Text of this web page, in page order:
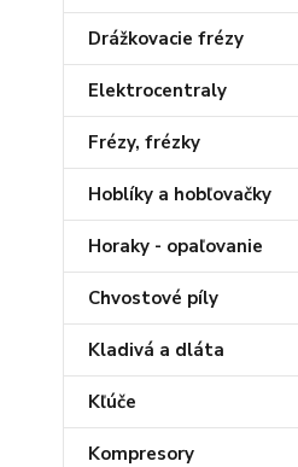
Drážkovacie frézy
Elektrocentraly
Frézy, frézky
Hoblíky a hobľovačky
Horaky - opaľovanie
Chvostové píly
Kladivá a dláta
Kľúče
Kompresory